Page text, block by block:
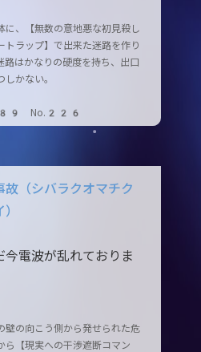
に、【無数の意地悪な初見殺し
トラップ】で出来た迷路を作り
路はかなりの硬度を持ち、出口
しかない。
No.226
故（シバラクオマチク
今電波が乱れておりま
壁の向こう側から発せられた危
ら【現実への干渉遮断コマン